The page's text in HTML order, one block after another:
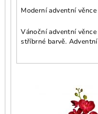
Moderní adventní
Vánoční adventní
stříbrné barvě.